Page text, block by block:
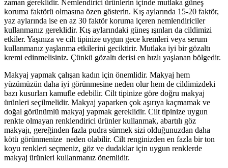
zaman gereklidir. Nemlendirici ürünlerin içinde mutlaka güneş
koruma faktörü olmasına özen gösterin. Kış aylarında 15-20 faktör,
yaz aylarında ise en az 30 faktör koruma içeren nemlendiriciler
kullanmanız gereklidir. Kış aylarındaki güneş ışınları da cildimizi
etkiler. Yaşınıza ve cilt tipinize uygun gece kremleri veya serum
kullanmanız yaşlanma etkilerini geciktirir. Mutlaka iyi bir gözaltı
kremi edinmelisiniz. Çünkü gözaltı derisi en hızlı yaşlanan bölgedir.
Makyaj yapmak çalışan kadın için önemlidir. Makyaj hem
yüzümüzün daha iyi görünmesine neden olur hem de cildimizdeki
bazı kusurları kamufle edebilir. Cilt tipinize göre doğru makyaj
ürünleri seçilmelidir. Makyaj yaparken çok aşırıya kaçmamak ve
doğal görünümlü makyaj yapmak gereklidir. Cilt tipinize uygun
renkte olmayan renklendirici ürünler kullanmak, abartılı göz
makyajı, gereğinden fazla pudra sürmek sizi olduğunuzdan daha
kötü görünmenize neden olabilir. Cilt renginizden en fazla bir ton
koyu renkleri seçmeniz, göz ve dudaklar için uygun renklerde
makyaj ürünleri kullanmanız önemlidir.